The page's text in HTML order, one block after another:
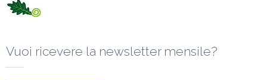
Vuoi ricevere la newsletter mensile?